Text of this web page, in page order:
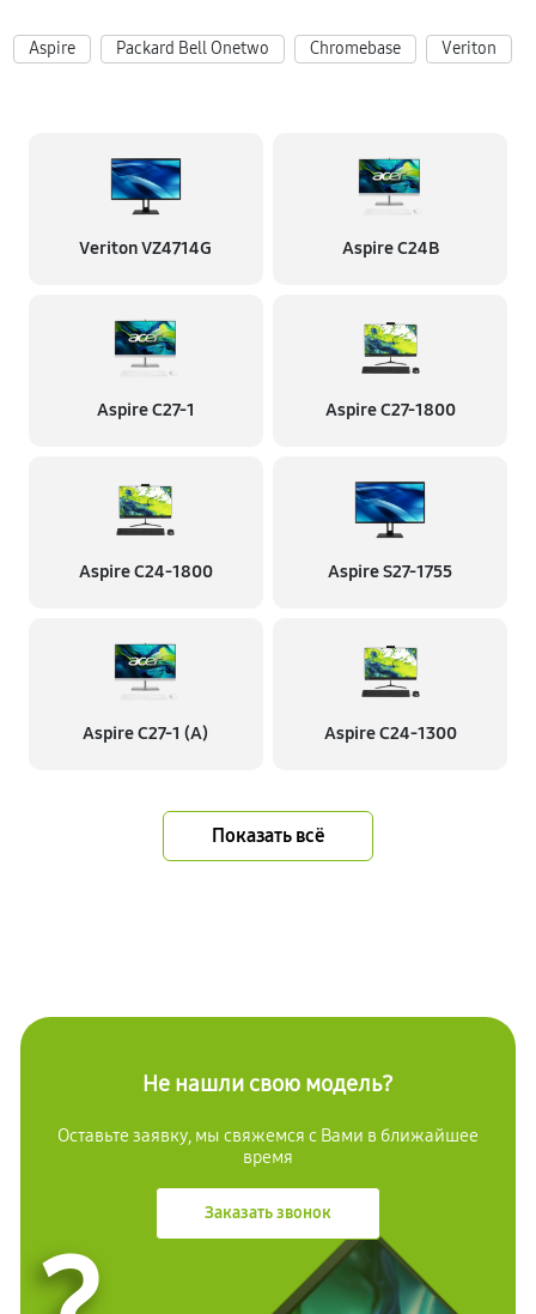
Aspire Packard Bell Onetwo Chromebase Veriton
Veriton VZ4714G Aspire C24B
Aspire C27-1 Aspire C27-1800
Aspire C24-1800 Aspire S27-1755
Aspire C27-1 (A) Aspire C24-1300
Показать всё
Не нашли свою модель?
Оставьте заявку, мы свяжемся с Вами в ближайшее
время
Заказать звонок